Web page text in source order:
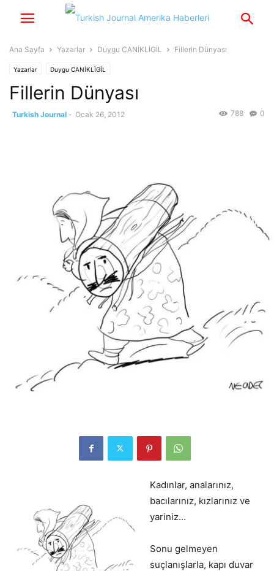
Ana Sayfa Yazarlar Duygu CANİKLİGİL Fillerin Dünyası
Yazarlar Duygu CANİKLİGİL
Fillerin Dünyası
Turkish Journal - Ocak 26, 2012 0
788
Kadınlar, analarınız,
bacılarınız, kızlarınız ve
yariniz…
Sonu gelmeyen
suçlanışlarla, kapı duvar